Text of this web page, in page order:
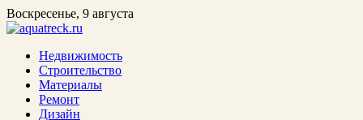
Воскресенье, 9 августа
Недвижимость
Строительство
Материалы
Ремонт
Дизайн